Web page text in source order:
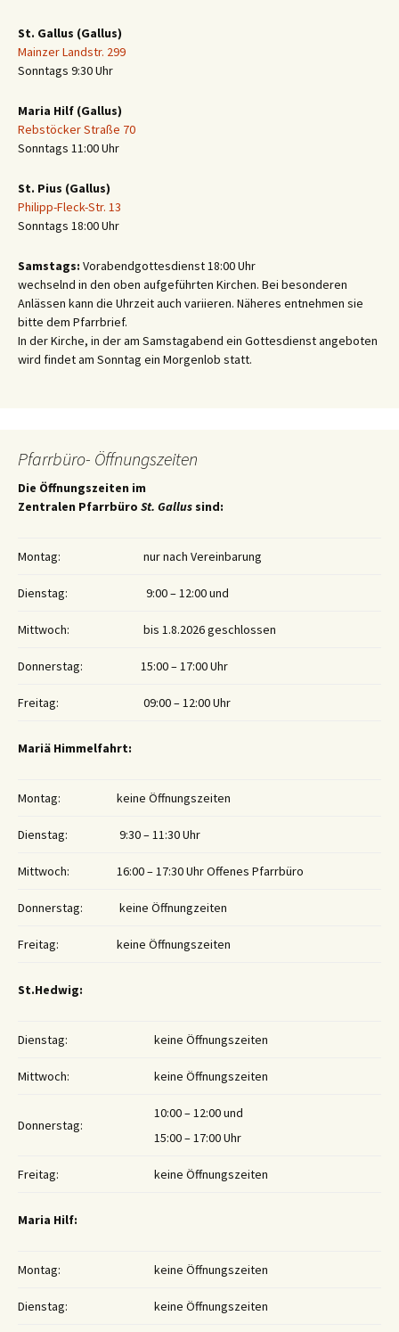
St. Gallus (Gallus)
Mainzer Landstr. 299
Sonntags 9:30 Uhr
Maria Hilf (Gallus)
Rebstöcker Straße 70
Sonntags 11:00 Uhr
St. Pius (Gallus)
Philipp-Fleck-Str. 13
Sonntags 18:00 Uhr
Samstags: Vorabendgottesdienst 18:00 Uhr
wechselnd in den oben aufgeführten Kirchen. Bei besonderen
Anlässen kann die Uhrzeit auch variieren. Näheres entnehmen sie
bitte dem Pfarrbrief.
In der Kirche, in der am Samstagabend ein Gottesdienst angeboten
wird findet am Sonntag ein Morgenlob statt.
Pfarrbüro- Öffnungszeiten
Die Öffnungszeiten im
Zentralen Pfarrbüro St. Gallus sind:
Montag: nur nach Vereinbarung
Dienstag: 9:00 – 12:00 und
Mittwoch: bis 1.8.2026 geschlossen
Donnerstag: 15:00 – 17:00 Uhr
Freitag: 09:00 – 12:00 Uhr
Mariä Himmelfahrt:
Montag: keine Öffnungszeiten
Dienstag: 9:30 – 11:30 Uhr
Mittwoch: 16:00 – 17:30 Uhr Offenes Pfarrbüro
Donnerstag: keine Öffnungzeiten
Freitag: keine Öffnungszeiten
St.Hedwig:
Dienstag: keine Öffnungszeiten
Mittwoch: keine Öffnungszeiten
Donnerstag:
10:00 – 12:00 und
15:00 – 17:00 Uhr
Freitag: keine Öffnungszeiten
Maria Hilf:
Montag: keine Öffnungszeiten
Dienstag: keine Öffnungszeiten